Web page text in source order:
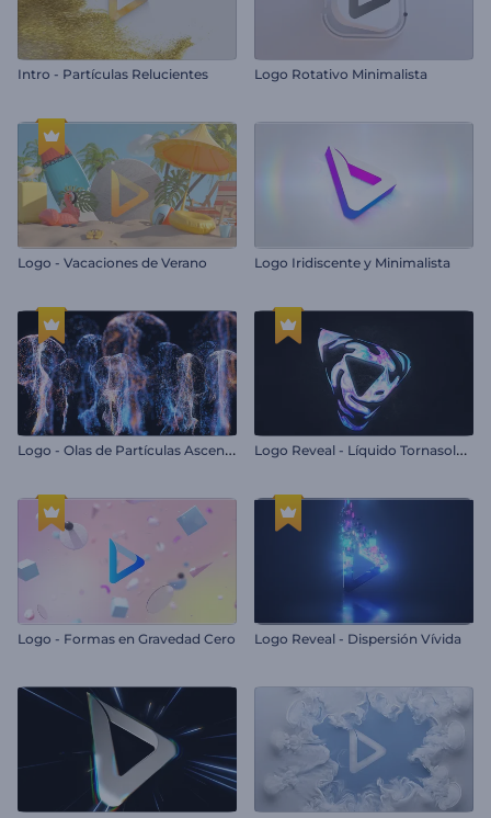
Intro - Partículas Relucientes Logo Rotativo Minimalista
Logo - Vacaciones de Verano Logo Iridiscente y Minimalista
L
ogo - Olas de Partículas Ascendentes L
ogo Reveal - Líquido Tornasolado
Logo - Formas en Gravedad Cero Logo Reveal - Dispersión Vívida